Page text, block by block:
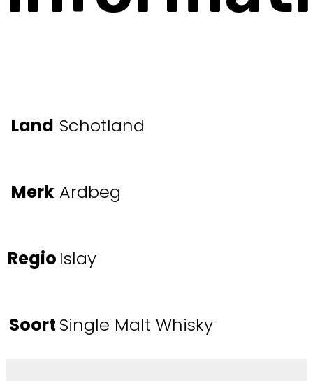
Land Schotland
Merk Ardbeg
Regio Islay
Soort Single Malt Whisky